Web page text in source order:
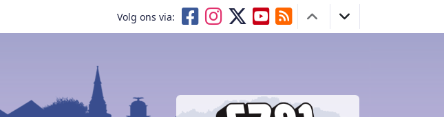
Volg ons via: